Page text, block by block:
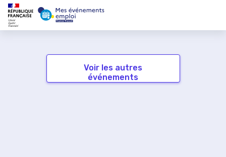
Voir les autres
événements